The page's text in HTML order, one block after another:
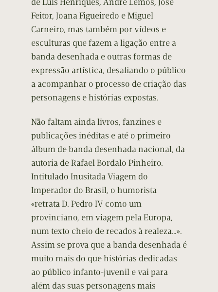
Feitor, Joana Figueiredo e Miguel
Carneiro, mas também por vídeos e
esculturas que fazem a ligação entre a
banda desenhada e outras formas de
expressão artística, desafiando o público
a acompanhar o processo de criação das
personagens e histórias expostas.
Não faltam ainda livros, fanzines e
publicações inéditas e até o primeiro
álbum de banda desenhada nacional, da
autoria de Rafael Bordalo Pinheiro.
Intitulado Inusitada Viagem do
Imperador do Brasil, o humorista
«retrata D. Pedro IV como um
provinciano, em viagem pela Europa,
num texto cheio de recados à realeza…».
Assim se prova que a banda desenhada é
muito mais do que histórias dedicadas
ao público infanto-juvenil e vai para
além das suas personagens mais